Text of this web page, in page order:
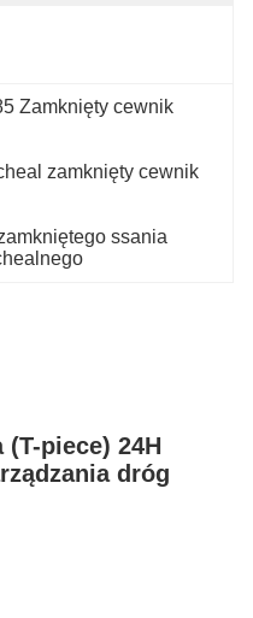
Zamknięty cewnik
zamknięty cewnik
ssania
(T-piece) 24H
dróg